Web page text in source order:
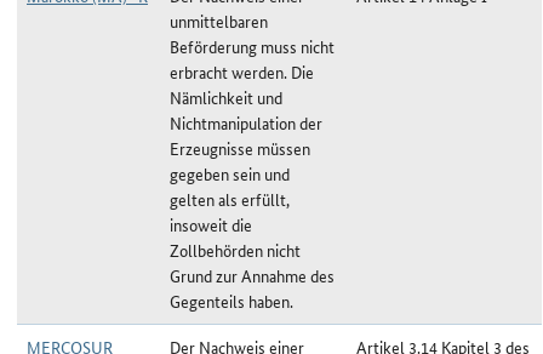
unmittelbaren
Beförderung muss nicht
erbracht werden. Die
Nämlichkeit und
Nichtmanipulation der
Erzeugnisse müssen
gegeben sein und
gelten als erfüllt,
insoweit die
Zollbehörden nicht
Grund zur Annahme des
Gegenteils haben.
MERCOSUR
Der Nachweis einer
Artikel 3.14 Kapitel 3 des